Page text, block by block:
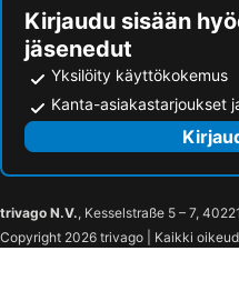
Kirjaudu sisään
jäsenedut
Yksilöity käyttökokemus
Kanta-asiakastarjoukset
trivago N.V., Kesselstraße 5 – 7,
Copyright 2026 trivago | Kaikki